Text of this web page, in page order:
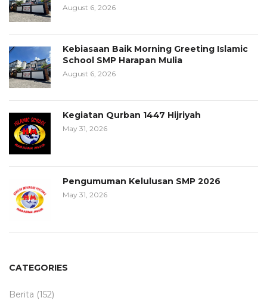
August 6, 2026
Kebiasaan Baik Morning Greeting Islamic
School SMP Harapan Mulia
August 6, 2026
Kegiatan Qurban 1447 Hijriyah
May 31, 2026
Pengumuman Kelulusan SMP 2026
May 31, 2026
CATEGORIES
Berita (152)